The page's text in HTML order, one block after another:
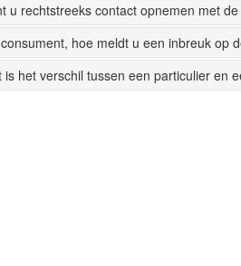
u rechtstreeks contact opnemen met
hoe meldt u een inbreuk op
is het verschil tussen een particulier en